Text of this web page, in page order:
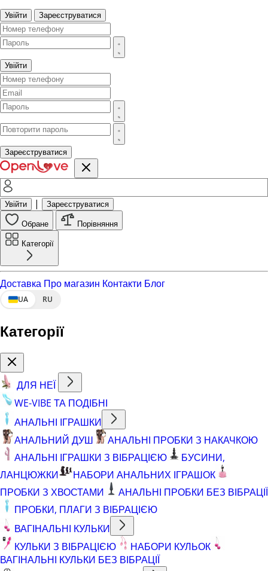
Увійти Зареєструватися
Увійти
Зареєструватися
Увійти | Зареєструватися
Обране Порівняння
Категорії
Доставка Про магазин Контакти Блог
UA RU
Категорії
ДЛЯ НЕЇ
WE-VIBE ТА ПОДІБНІ
АНАЛЬНІ ІГРАШКИ
АНАЛЬНИЙ ДУШ
АНАЛЬНІ ПРОБКИ З НАКАЧКОЮ
АНАЛЬНІ ІГРАШКИ З ВІБРАЦІЄЮ
БУСИНИ,
ЛАНЦЮЖКИ
НАБОРИ АНАЛЬНИХ ІГРАШОК
ПРОБКИ З ХВОСТАМИ
АНАЛЬНІ ПРОБКИ БЕЗ ВІБРАЦІЇ
ПРОБКИ, ПЛАГИ З ВІБРАЦІЄЮ
ВАГІНАЛЬНІ КУЛЬКИ
КУЛЬКИ З ВІБРАЦІЄЮ
НАБОРИ КУЛЬОК
ВАГІНАЛЬНІ КУЛЬКИ БЕЗ ВІБРАЦІЇ